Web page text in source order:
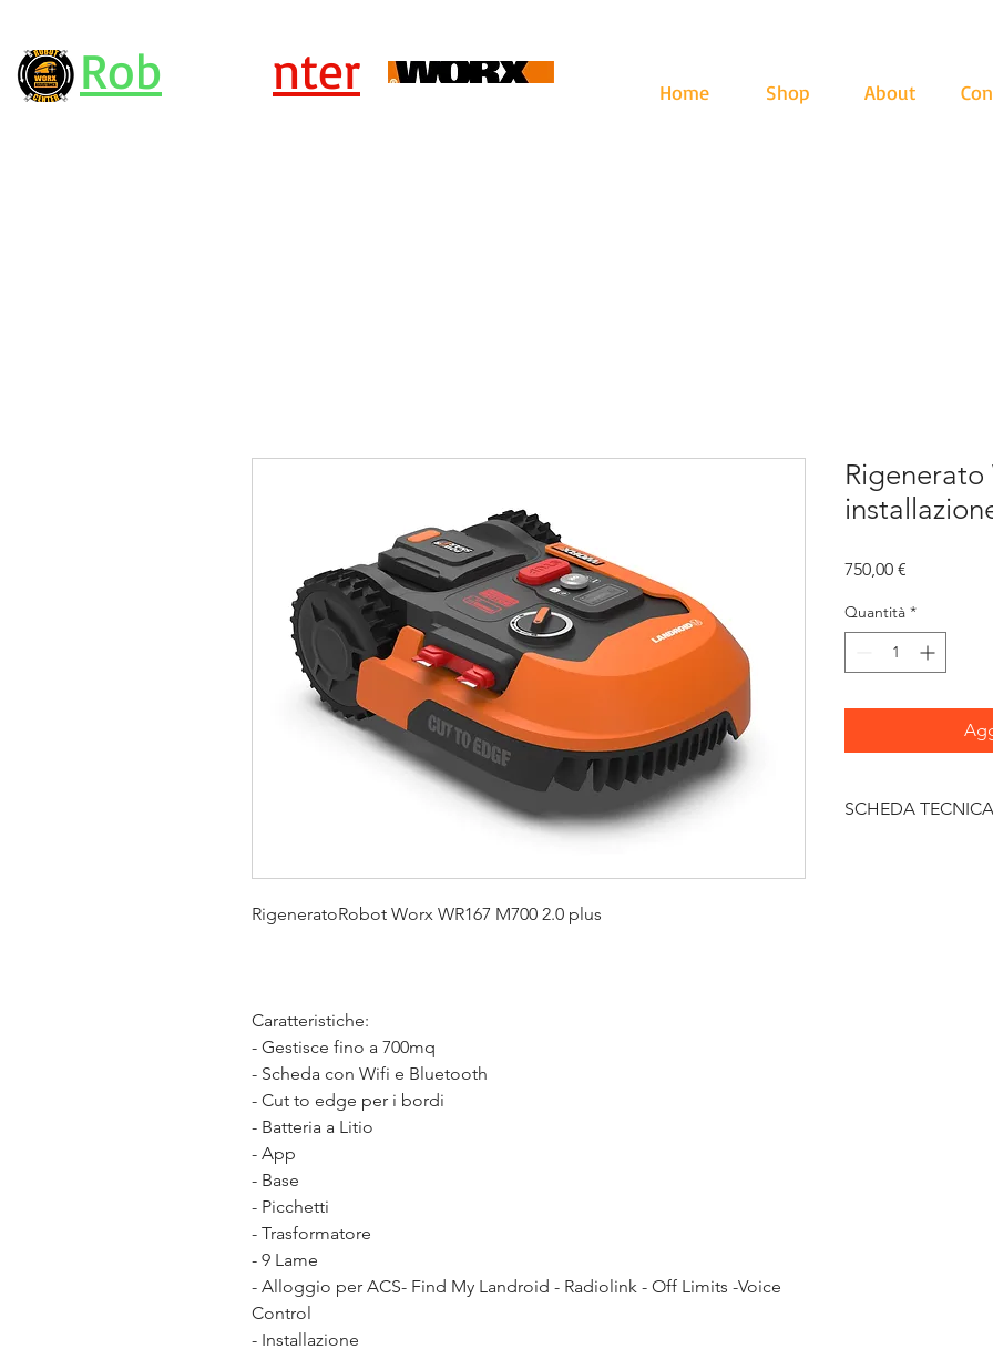
Rob nter Home Shop About
RigeneratoRobot Worx WR167 M700 2.0 plus
Caratteristiche:
- Gestisce fino a 700mq
- Scheda con Wifi e Bluetooth
- Cut to edge per i bordi
- Batteria a Litio
- App
- Base
- Picchetti
- Trasformatore
- 9 Lame
- Alloggio per ACS- Find My Landroid - Radiolink - Off Limits -Voice
Control
- Installazione
750,00 €
Quantità *
SCHEDA TECNICA